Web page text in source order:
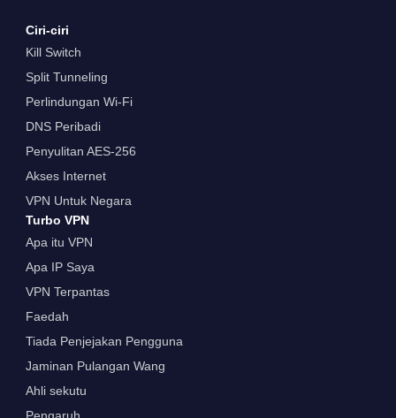
Ciri-ciri
Kill Switch
Split Tunneling
Perlindungan Wi-Fi
DNS Peribadi
Penyulitan AES-256
Akses Internet
VPN Untuk Negara
Turbo VPN
Apa itu VPN
Apa IP Saya
VPN Terpantas
Faedah
Tiada Penjejakan Pengguna
Jaminan Pulangan Wang
Ahli sekutu
Pengaruh